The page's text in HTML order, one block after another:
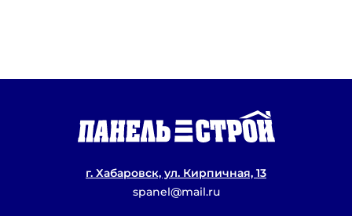
г. Хабаровск, ул. Кирпичная, 13
spanel@mail.ru